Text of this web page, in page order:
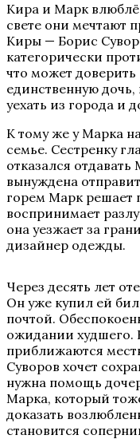
Кира и Марк
свете они мечтают
Киры — Борис
категорически
что может
единственную
уехать из города и
К тому же у Марка
семье. Сестренку
отказался
вынуждена
горем Марк решает
воспринимает
она уезжает за
дизайнер одежды.
Через десять лет
Он уже купил ей
почтой.
ожидании худшего.
приближаются
Суворов хочет
нужна помощь
Марка, который
доказать
становится